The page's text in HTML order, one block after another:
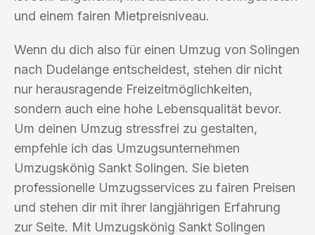
und einem fairen Mietpreisniveau.
Wenn du dich also für einen Umzug von Solingen
nach Dudelange entscheidest, stehen dir nicht
nur herausragende Freizeitmöglichkeiten,
sondern auch eine hohe Lebensqualität bevor.
Um deinen Umzug stressfrei zu gestalten,
empfehle ich das Umzugsunternehmen
Umzugskönig Sankt Solingen. Sie bieten
professionelle Umzugsservices zu fairen Preisen
und stehen dir mit ihrer langjährigen Erfahrung
zur Seite. Mit Umzugskönig Sankt Solingen